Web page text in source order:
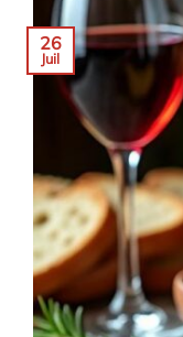
26
Juil